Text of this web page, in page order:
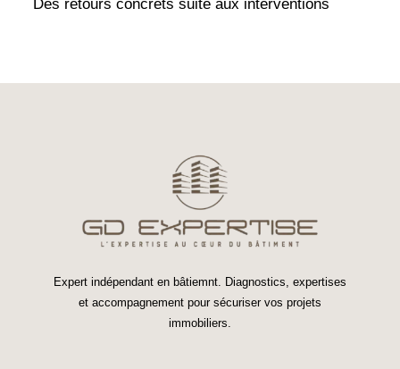
Des retours concrets suite aux interventions
Expert indépendant en bâtiemnt. Diagnostics, expertises
et accompagnement pour sécuriser vos projets
immobiliers.